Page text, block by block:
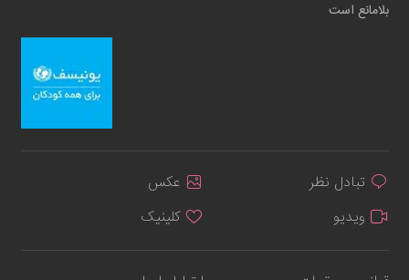
بلامانع است
تبادل نظر
عکس
ویدیو
کلینیک